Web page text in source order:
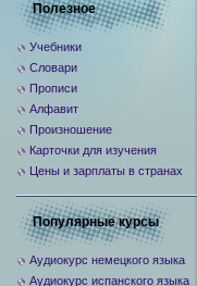
Полезное
Учебники
Словари
Прописи
Алфавит
Произношение
Карточки для изучения
Цены и зарплаты в странах
Популярные курсы
Аудиокурс немецкого языка
Аудиокурс испанского языка